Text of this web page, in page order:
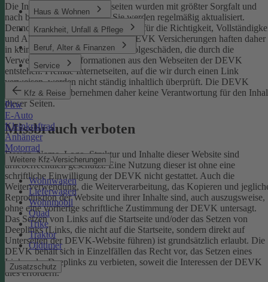
Haus & Wohnen
Krankheit, Unfall & Pflege
Beruf, Alter & Finanzen
Service
Kfz & Reise
Pkw
E-Auto
Kleinkraftrad
Anhänger
Motorrad
Weitere Kfz-Versicherungen
Wohnwagen
Lieferwagen
Wohnmobil
Quad
Trike
Traktor
Oldtimer
Zusatzschutz
Die Inhalte der DEVK-Webseiten wurden mit größter Sorgfalt und
nach bestem Wissen erstellt. Sie werden regelmäßig aktualisiert.
Dennoch können wir keine Gewähr für die Richtigkeit,
und Aktualität übernehmen. Die DEVK Versicherungen haften daher
in keinem Fall für Schäden oder Folgeschäden, die durch die
Verwendung von Informationen aus den Webseiten der DEVK
entstehen. Fremde Internetseiten, auf die wir durch einen Link
verweisen, werden nicht ständig inhaltlich überprüft. Die DEVK
Versicherungen übernehmen daher keine Verantwortung für den
dieser Seiten.
Missbrauch verboten
Design, Name, Logo, Struktur und Inhalte dieser Website sind
urheberrechtlich geschützt. Eine Nutzung dieser ist ohne eine
schriftliche Einwilligung der DEVK nicht gestattet. Auch die
Weiterverwendung, die Weiterverarbeitung, das Kopieren und
Reproduktion der Website und ihrer Inhalte sind, auch auszugsweise,
ohne eine vorherige schriftliche Zustimmung der DEVK untersagt.
Das Setzen von Links auf die Startseite und/oder das Setzen von
Deeplinks (Links, die nicht auf die Startseite, sondern direkt auf
Unterseiten der DEVK-Website führen) ist grundsätzlich erlaubt. Die
DEVK behält sich in Einzelfällen das Recht vor, das Setzen eines
Links oder Deeplinks zu verbieten, soweit die Interessen der DEVK
dies erfordern.